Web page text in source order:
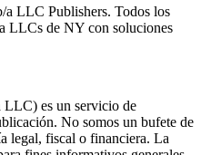
LLC Publishers. Todos los
LLCs de NY con soluciones
LLC) es un servicio de
No somos un bufete de
legal, fiscal o financiera. La